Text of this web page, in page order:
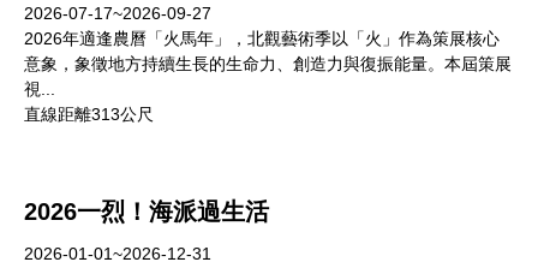
2026-07-17~2026-09-27
2026年適逢農曆「火馬年」，北觀藝術季以「火」作為策展核心
意象，象徵地方持續生長的生命力、創造力與復振能量。本屆策展
視...
直線距離313公尺
2026一烈！海派過生活
2026-01-01~2026-12-31